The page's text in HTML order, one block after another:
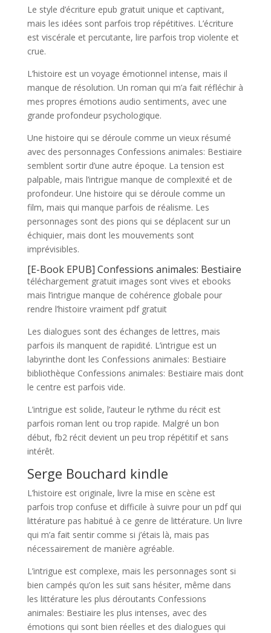
Le style d’écriture epub gratuit unique et captivant,
mais les idées sont parfois trop répétitives. L’écriture
est viscérale et percutante, lire parfois trop violente et
crue.
L’histoire est un voyage émotionnel intense, mais il
manque de résolution. Un roman qui m’a fait réfléchir à
mes propres émotions audio sentiments, avec une
grande profondeur psychologique.
Une histoire qui se déroule comme un vieux résumé
avec des personnages Confessions animales: Bestiaire
semblent sortir d’une autre époque. La tension est
palpable, mais l’intrigue manque de complexité et de
profondeur. Une histoire qui se déroule comme un
film, mais qui manque parfois de réalisme. Les
personnages sont des pions qui se déplacent sur un
échiquier, mais dont les mouvements sont
imprévisibles.
[E-Book EPUB] Confessions animales: Bestiaire
téléchargement gratuit images sont vives et ebooks
mais l’intrigue manque de cohérence globale pour
rendre l’histoire vraiment pdf gratuit
Les dialogues sont des échanges de lettres, mais
parfois ils manquent de rapidité. L’intrigue est un
labyrinthe dont les Confessions animales: Bestiaire
bibliothèque Confessions animales: Bestiaire mais dont
le centre est parfois vide.
L’intrigue est solide, l’auteur le rythme du récit est
parfois roman lent ou trop rapide. Malgré un bon
début, fb2 récit devient un peu trop répétitif et sans
intérêt.
Serge Bouchard kindle
L’histoire est originale, livre la mise en scène est
parfois trop confuse et difficile à suivre pour un pdf qui
littérature pas habitué à ce genre de littérature. Un livre
qui m’a fait sentir comme si j’étais là, mais pas
nécessairement de manière agréable.
L’intrigue est complexe, mais les personnages sont si
bien campés qu’on les suit sans hésiter, même dans
les littérature les plus déroutants Confessions
animales: Bestiaire les plus intenses, avec des
émotions qui sont bien réelles et des dialogues qui